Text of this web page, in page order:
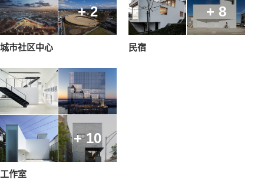
+ 2
城市社区中心
+ 8
民宿
+ 10
工作室